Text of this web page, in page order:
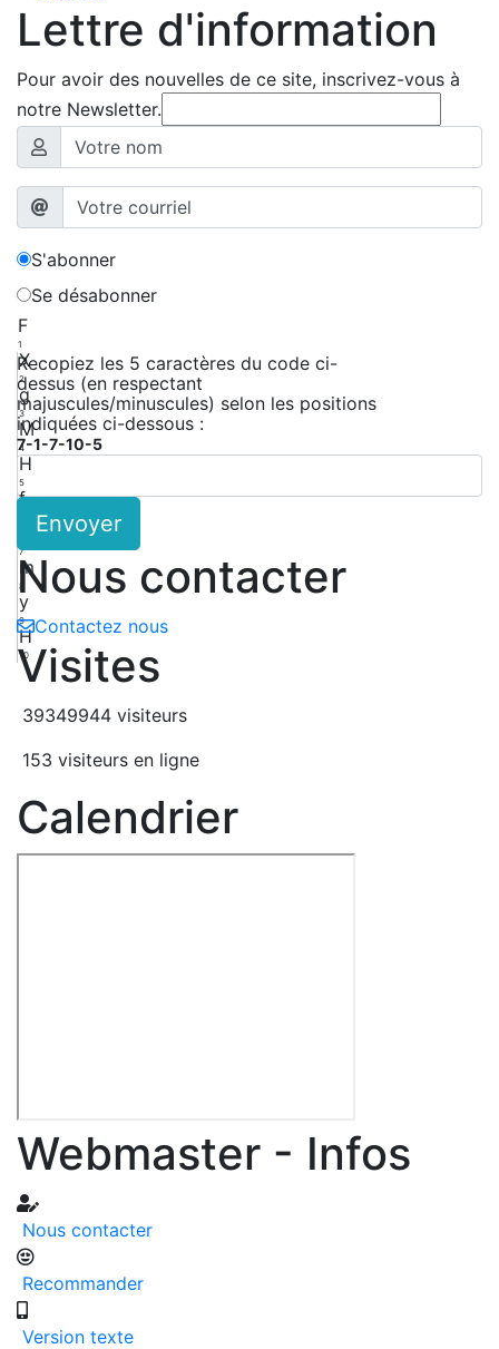
Lettre d'information
Pour avoir des nouvelles de ce site, inscrivez-vous à
notre Newsletter.
S'abonner
Se désabonner
F
1
X
2
g
3
M
4
H
5
f
7
m
8
y
9
H
10
Recopiez les 5 caractères du code ci-
dessus (en respectant
majuscules/minuscules) selon les positions
indiquées ci-dessous :
7-1-7-10-5
Envoyer
Nous contacter
Contactez nous
Visites
39349944 visiteurs
153 visiteurs en ligne
Calendrier
Webmaster - Infos
Nous contacter
Recommander
Version texte